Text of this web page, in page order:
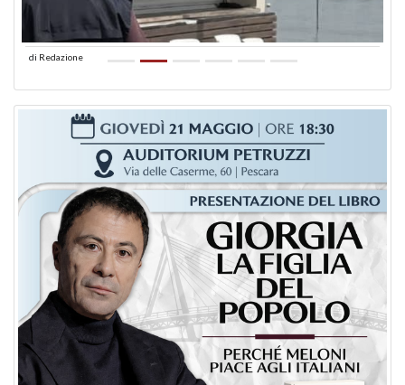
di Redazione